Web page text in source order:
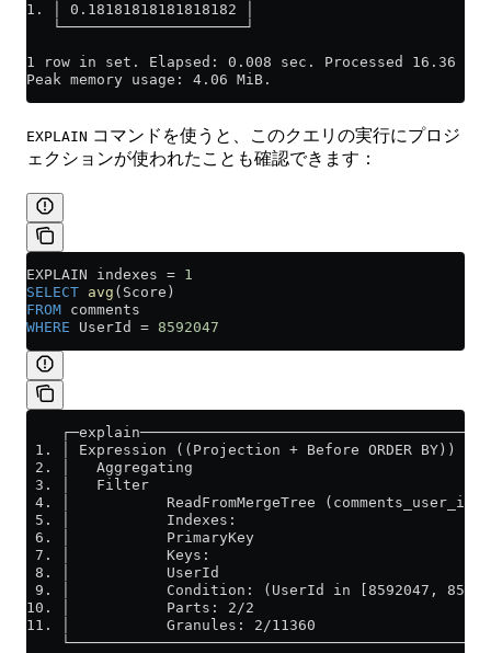
1. │ 0.18181818181818182 │
   └─────────────────────┘
1 row in set. Elapsed: 0.008 sec. Processed 16.36
Peak memory usage: 4.06 MiB.
EXPLAIN コマンドを使うと、このクエリの実行にプロジ
ェクションが使われたことも確認できます：
EXPLAIN indexes = 1
SELECT avg (Score)
FROM comments
WHERE UserId = 8592047
1. │ Expression ((Projection + Before ORDER BY))
2. │   Aggregating
3. │   Filter
4. │           ReadFromMergeTree
5. │           Indexes:
6. │           PrimaryKey
7. │           Keys:
8. │           UserId
9. │           Condition: (UserId in [8592047,
10. │           Parts: 2/2
11. │           Granules: 2/11360